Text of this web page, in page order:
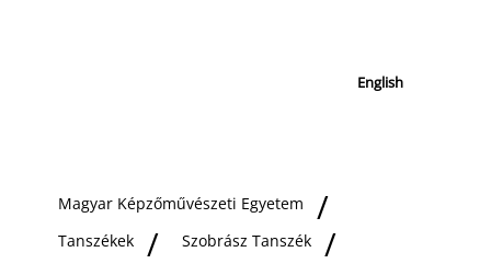
English
Magyar Képzőművészeti Egyetem
Tanszékek
Szobrász Tanszék